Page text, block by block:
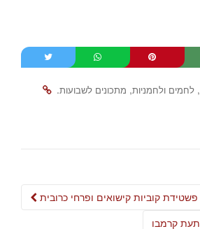
, לחמים ולחמניות, מתכונים לשבועות.
Post
פשטידת קוביות קישואים ופרחי כרובית